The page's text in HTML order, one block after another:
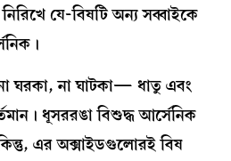
যে-বিষটি অন্য সব্বাইকে
ঘরকা, না ঘাটকা— ধাতু এবং
ধূসররঙা বিশুদ্ধ আর্সেনিক
এর অক্সাইডগুলোরই বিষ